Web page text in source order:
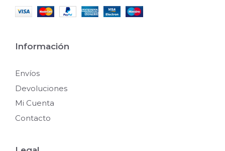
Información
Envíos
Devoluciones
Mi Cuenta
Contacto